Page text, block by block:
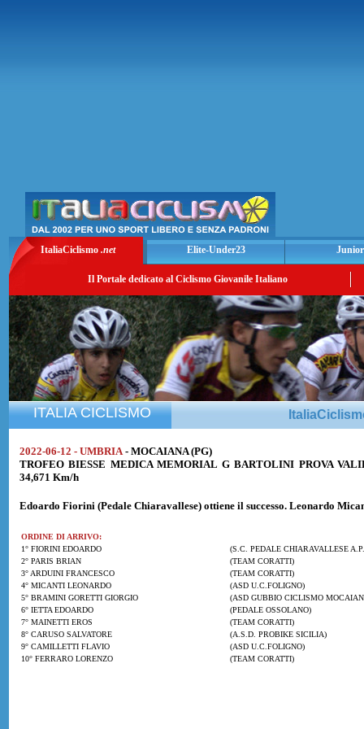
ItaliaCiclismo .net Elite-Under23
Il Portale dedicato al Ciclismo Giovanile Italiano
ITALIA CICLISMO
2022-06-12 - UMBRIA - MOCAIANA (PG)
TROFEO BIESSE MEDICA MEMORIAL G BARTOLINI PROVA
34,671 Km/h
Edoardo Fiorini (Pedale Chiaravallese) ottiene il successo. Leonardo
ORDINE DI ARRIVO:
1° FIORINI EDOARDO
(S.C. PEDALE CHIARAVALLESE
2° PARIS BRIAN
(TEAM CORATTI)
3° ARDUINI FRANCESCO
(TEAM CORATTI)
4° MICANTI LEONARDO
(ASD U.C.FOLIGNO)
5° BRAMINI GORETTI GIORGIO
(ASD GUBBIO CICLISMO
6° IETTA EDOARDO
(PEDALE OSSOLANO)
7° MAINETTI EROS
(TEAM CORATTI)
8° CARUSO SALVATORE
(A.S.D. PROBIKE SICILIA)
9° CAMILLETTI FLAVIO
(ASD U.C.FOLIGNO)
10° FERRARO LORENZO
(TEAM CORATTI)